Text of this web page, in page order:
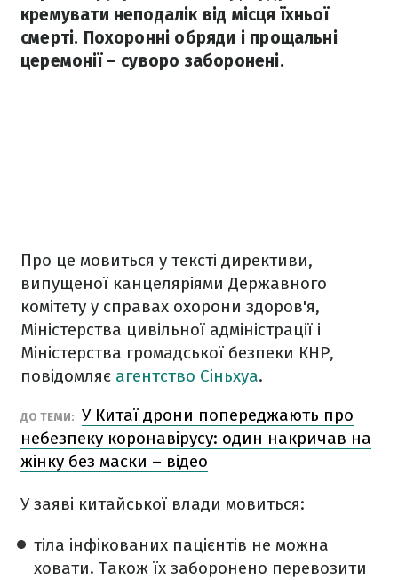
кремувати неподалік від місця їхньої
смерті. Похоронні обряди і прощальні
церемонії – суворо заборонені.
Про це мовиться у тексті директиви,
випущеної канцеляріями Державного
комітету у справах охорони здоров'я,
Міністерства цивільної адміністрації і
Міністерства громадської безпеки КНР,
повідомляє агентство Сіньхуа.
ДО ТЕМИ: У Китаї дрони попереджають про
небезпеку коронавірусу: один накричав на
жінку без маски – відео
У заяві китайської влади мовиться:
тіла інфікованих пацієнтів не можна
ховати. Також їх заборонено перевозити